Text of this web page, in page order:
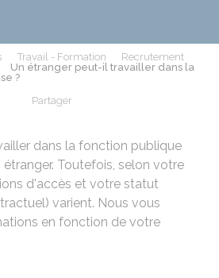
Travail - Formation
Recrutement
Un étranger peut-il travailler dans la
?
Partager
dans la fonction publique
Toutefois, selon votre
d'accès et votre statut
varient. Nous vous
en fonction de votre